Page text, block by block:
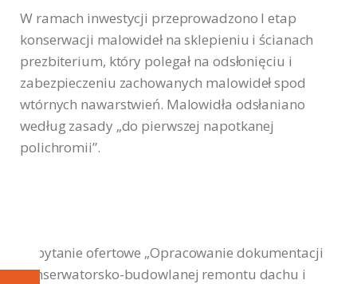
W ramach inwestycji przeprowadzono I etap
konserwacji malowideł na sklepieniu i ścianach
prezbiterium, który polegał na odsłonięciu i
zabezpieczeniu zachowanych malowideł spod
wtórnych nawarstwień. Malowidła odsłaniano
według zasady „do pierwszej napotkanej
polichromii”.
apytanie ofertowe „Opracowanie dokumentacji
konserwatorsko-budowlanej remontu dachu i